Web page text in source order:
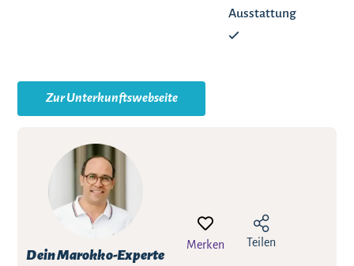
Ausstattung
Zur Unterkunftswebseite
Dein Marokko-Experte
Merken Teilen